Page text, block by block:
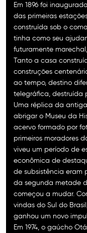
Em 1896 foi
das primeiras
construída sob o
tinha como seu
futuramente
Tanto a casa
construções
ao tempo, destino
telegráfica, destruída
Uma réplica da
abrigar o Museu da
acervo formado por
primeiros moradores
viveu um período de
econômica de
de subsistência eram
da segunda metade
começou a mudar.
vindas do Sul do
ganhou um novo
Em 1974, o gaúcho